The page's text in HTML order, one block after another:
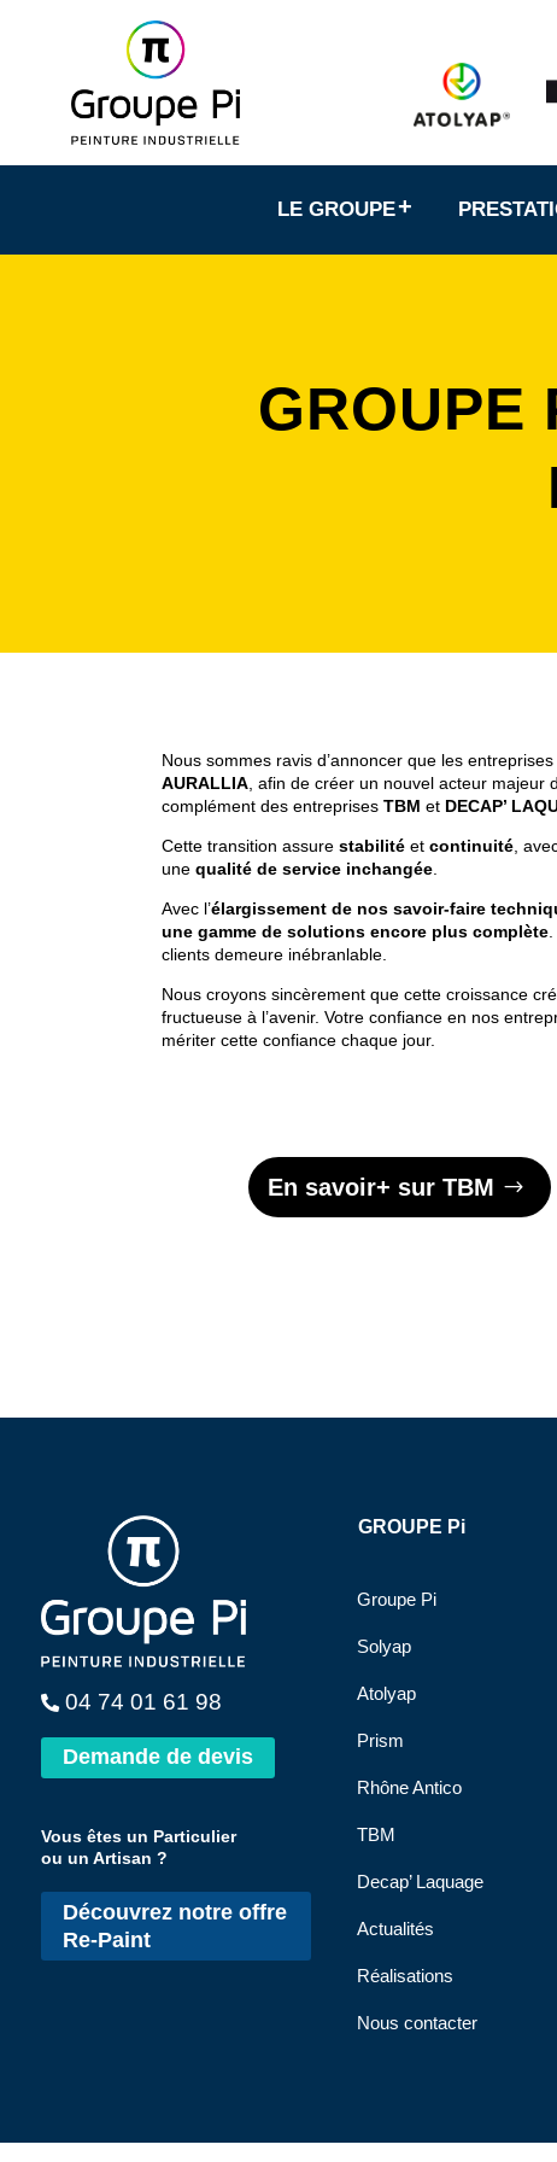
LE GROUPE
GROUPE
Nous sommes ravis d’annoncer que les
AURALLIA, afin de créer un nouvel acteur majeur
complément des entreprisesTBM et DECAP’
Cette transition assurestabilité etcontinuité,
unequalité de service inchangée.
Avec l’élargissement de nos savoir-faire
une gamme de solutions encore plus complète
clients demeure inébranlable.
Nous croyons sincèrement que cette croissance
fructueuse à l’avenir. Votre confiance en nos
mériter cette confiance chaque jour.
En savoir+ sur TBM
04 74 01 61 98
Demande de devis
Vous êtes un Particulier
ou un Artisan ?
Découvrez notre offre
Re-Paint
GROUPE Pi
Groupe Pi
Solyap
Atolyap
Prism
Rhône Antico
TBM
Decap’ Laquage
Actualités
Réalisations
Nous contacter